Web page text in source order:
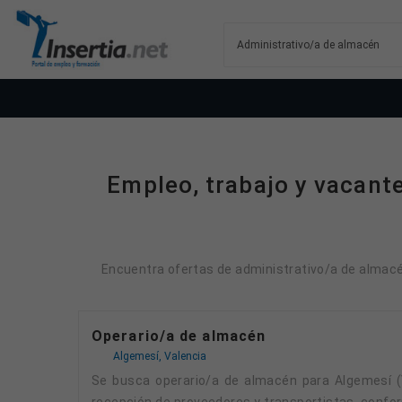
Empleo, trabajo y
Encuentra ofertas de administrativo/a de
Operario/a de almacén
Algemesí, Valencia
Se busca operario/a de almacén para Algemesí (Valencia). Funciones principales: - Aprovisionamiento de materiales, consumibles y paquetería: